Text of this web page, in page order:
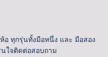
ห้อ ทุกรุ่นทั้งมือหนึ่ง และ มือสอง
ใจติดต่อสอบถาม